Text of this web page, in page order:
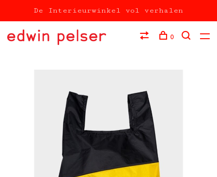
De Interieurwinkel vol verhalen
0